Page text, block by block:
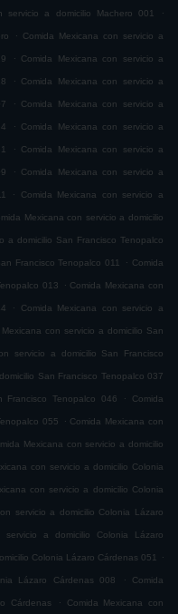
servicio a domicilio Machero 001 .
. Comida Mexicana con servicio a
. Comida Mexicana con servicio a
. Comida Mexicana con servicio a
. Comida Mexicana con servicio a
. Comida Mexicana con servicio a
. Comida Mexicana con servicio a
. Comida Mexicana con servicio a
. Comida Mexicana con servicio a
Mexicana con servicio a domicilio
a domicilio San Francisco Tenopalco
Francisco Tenopalco 011 . Comida
013 . Comida Mexicana con
. Comida Mexicana con servicio a
Mexicana con servicio a domicilio San
servicio a domicilio San Francisco
San Francisco Tenopalco 037
Francisco Tenopalco 046 . Comida
055 . Comida Mexicana con
Mexicana con servicio a domicilio
con servicio a domicilio Colonia
con servicio a domicilio Colonia
servicio a domicilio Colonia Lázaro
servicio a domicilio Colonia Lázaro
Colonia Lázaro Cárdenas 051 .
Lázaro Cárdenas 008 . Comida
Cárdenas . Comida Mexicana con